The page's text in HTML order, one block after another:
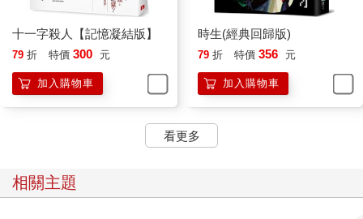
了一句「太好了」。於是她知道，其他人也很擔心她這個已經不
年輕的坐檯小姐的未來。
寓。因為之前住的地方離「弁天亭」太遠了。便當店的工作和之
前不同，從一大早就開始工作。六點起床，六點半就必須騎著一
輛綠色腳踏車離開公寓。
笑。
十一字殺人【記憶凝結版】
79 折 特價 300 元
加入購物車
時生(經典回歸版)
79 折 特價 356 元
加入購物車
看更多
相關主題